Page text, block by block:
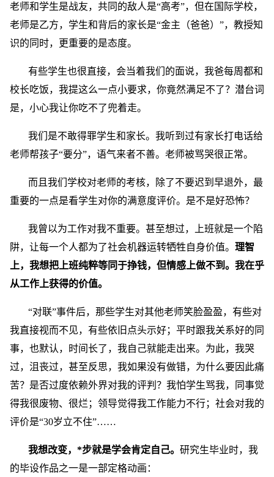
老师和学生是战友，共同的敌人是“高考”，但在国际学校，
老师是乙方，学生和背后的家长是“金主（爸爸）”，教授知
识的同时，更重要的是态度。
有些学生也很直接，会当着我们的面说，我爸每周都和
校长吃饭，我提这么一点小要求，你竟然满足不了？潜台词
是，小心我让你吃不了兜着走。
我们是不敢得罪学生和家长。我听到过有家长打电话给
老师帮孩子“要分”，语气来者不善。老师被骂哭很正常。
而且我们学校对老师的考核，除了不要迟到早退外，最
重要的一点是看学生对你的满意度评价。是不是好恐怖？
我曾以为工作对我不重要。甚至想过，上班就是一个陷
阱，让每一个人都为了社会机器运转牺牲自身价值。 理智
上，我想把上班纯粹等同于挣钱，但情感上做不到。我在乎
从工作上获得的价值。
“对联”事件后，那些学生对其他老师笑脸盈盈，有些对
我直接视而不见，有些依旧点头示好；平时跟我关系好的同
事，也默认，时间长了，我自己就能走出来。为此，我哭
过，沮丧过，甚至反思，我如果没有做错，为什么要因此痛
苦？是否过度依赖外界对我的评判？我怕学生骂我，同事觉
得我很废物、很烂；领导觉得我工作能力不行；社会对我的
评价是“30岁立不住”……
我想改变，*步就是学会肯定自己。 研究生毕业时，我
的毕设作品之一是一部定格动画：